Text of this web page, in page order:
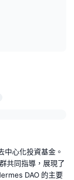
中心化投資基金。
共同指導，展現了
DAO 的主要